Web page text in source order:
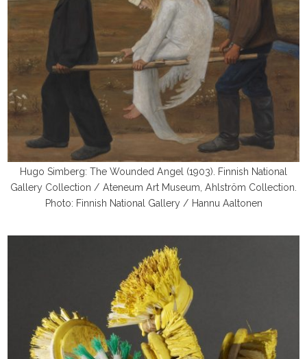
Hugo Simberg: The Wounded Angel (1903). Finnish National
Gallery Collection / Ateneum Art Museum, Ahlström Collection.
Photo: Finnish National Gallery / Hannu Aaltonen